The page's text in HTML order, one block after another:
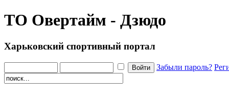
ТО Овертайм - Дзюдо
Харьковский спортивный портал
Забыли пароль?